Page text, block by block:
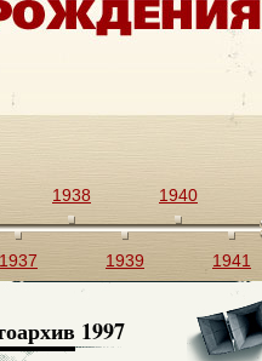
1937
1938
1939
1940
1941
1997